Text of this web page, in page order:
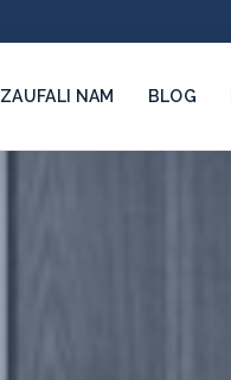
ZAUFALI NAM BLOG